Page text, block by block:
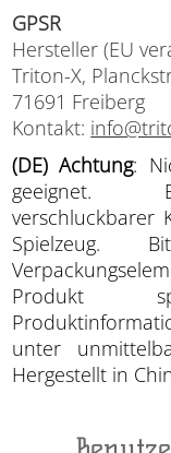
GPSR
Hersteller (EU
Triton-X,
71691 Freiberg
Kontakt:
(DE) Achtung:
geeignet.
verschluckbarer
Spielzeug.
Produkt
unter
Hergestellt in